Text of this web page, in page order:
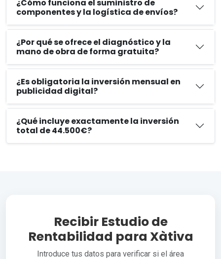
¿Cómo funciona el suministro de
componentes y la logística de envíos?
¿Por qué se ofrece el diagnóstico y la
mano de obra de forma gratuita?
¿Es obligatoria la inversión mensual en
publicidad digital?
¿Qué incluye exactamente la inversión
total de 44.500€?
Recibir Estudio de
Rentabilidad para Xàtiva
Introduce tus datos para verificar si el área